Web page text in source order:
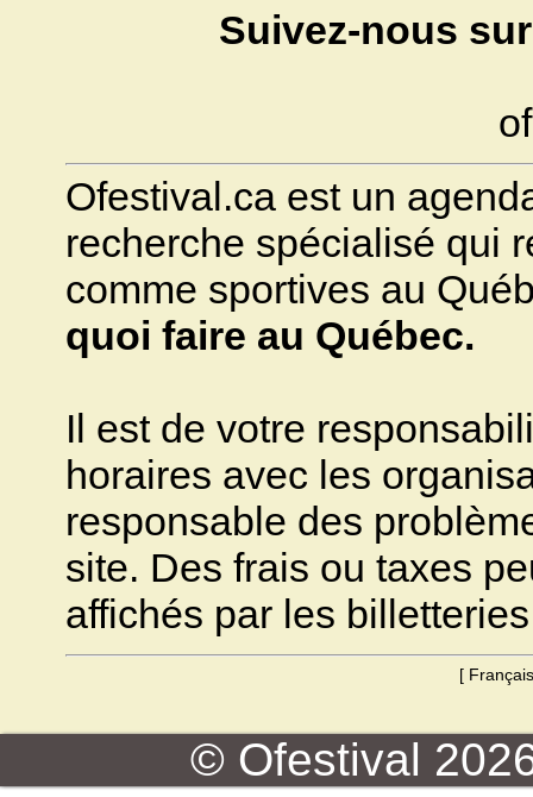
Suivez-nous
Ofestival.ca est un
recherche spécialisé qui
comme sportives au
quoi faire au Québec.
Il est de votre
horaires avec les
responsable des
site. Des frais ou taxes
affichés par les
[ Français
© Ofestival